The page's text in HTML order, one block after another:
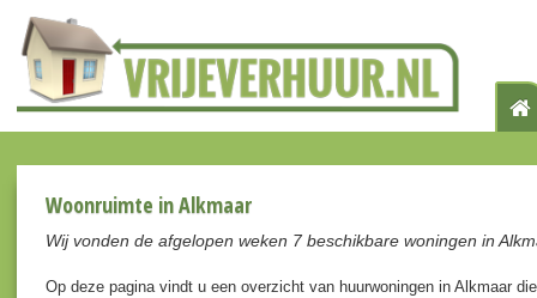
Woonruimte in Alkmaar
Wij vonden de afgelopen weken 7 beschikbare woningen in
Op deze pagina vindt u een overzicht van huurwoningen in Alkmaar